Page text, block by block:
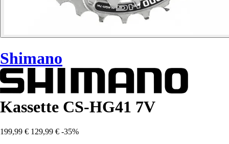
Shimano
Kassette CS-HG41 7V
199,99 € 129,99 € -35%